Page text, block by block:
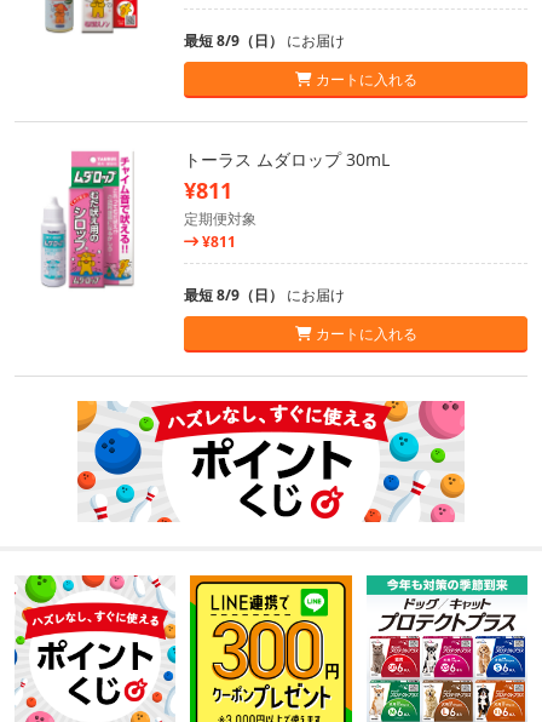
最短 8/9（日） にお届け
カートに入れる
トーラス ムダロップ 30mL
¥811
定期便対象
¥811
最短 8/9（日） にお届け
カートに入れる